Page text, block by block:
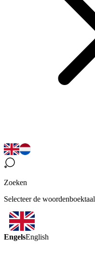
Zoeken
Selecteer de woordenboektaal
EngelsEnglish